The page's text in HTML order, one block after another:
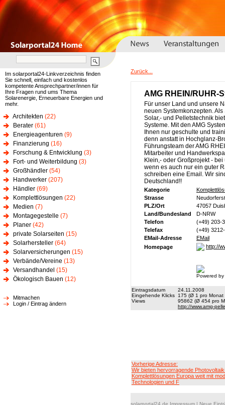
Im solarportal24-Linkverzeichnis finden
Sie schnell, einfach und kostenlos
kompetente Ansprechpartner/innen für
Ihre Fragen rund ums Thema
Solarenergie, Erneuerbare Energien und
mehr.
Architekten (22)
Berater (61)
Energieagenturen (9)
Finanzierung (16)
Forschung & Entwicklung (3)
Fort- und Weiterbildung (3)
Großhändler (54)
Handwerker (207)
Händler (69)
Komplettlösungen (22)
Medien (7)
Montagegestelle (7)
Planer (42)
private Solarseiten (15)
Solarhersteller (64)
Solarversicherungen (15)
Verbände/Vereine (13)
Versandhandel (15)
Ökologisch Bauen (12)
Mitmachen
Login / Eintrag ändern
Zurück...
AMG RHEIN/
Für unser Land und unsere
neuen Systemkonzepten.
Solar,- und Pelletstechnik
Systeme. Mit den AMG
Ihnen nur geschulte und
denn anstatt in Hochglanz-
Führungsteam der AMG
Mitarbeiter und
Klein,- oder Großprojekt -
wenn es auch nur ein guter
schreiben eine Email. Wir
Deutschland!!
Kategorie
Strasse
PLZ/Ort
47057
Land/Bundesland
D-NRW
Telefon
(+49) 203-
Telefax
(+49)
EMail-Adresse
EMail
Homepage
http://
Powered
Eintragsdatum
24.11.2008
Eingehende Klicks 175 (Ø 1 pro Monat
Views
95862 (Ø 454 pro
http://www.amg-
Vorherige Adresse:
Wir bieten hervorragende
Komplettlösungen Europa weit mit
Technologien und F
solarportal24.de Impressum | Neue